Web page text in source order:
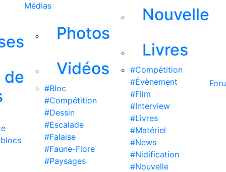
de
Médias
Photos
Vidéos
#Bloc
#Compétition
#Dessin
#Escalade
#Falaise
#Faune-Flore
#Paysages
Nouvelle
Livres
#Compétition
#Évènement
#Film
#Interview
#Livres
#Matériel
#News
#Nidification
#Nouvelle